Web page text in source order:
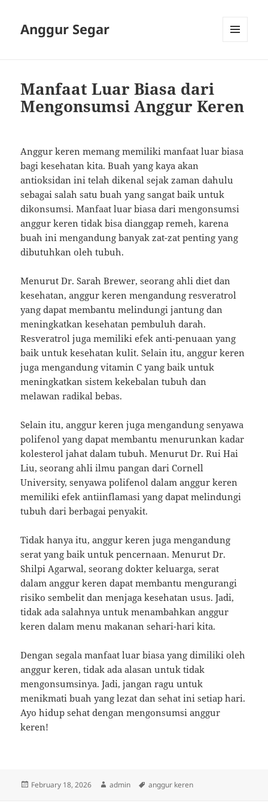
Anggur Segar
Manfaat Luar Biasa dari
Mengonsumsi Anggur Keren
Anggur keren memang memiliki manfaat luar biasa
bagi kesehatan kita. Buah yang kaya akan
antioksidan ini telah dikenal sejak zaman dahulu
sebagai salah satu buah yang sangat baik untuk
dikonsumsi. Manfaat luar biasa dari mengonsumsi
anggur keren tidak bisa dianggap remeh, karena
buah ini mengandung banyak zat-zat penting yang
dibutuhkan oleh tubuh.
Menurut Dr. Sarah Brewer, seorang ahli diet dan
kesehatan, anggur keren mengandung resveratrol
yang dapat membantu melindungi jantung dan
meningkatkan kesehatan pembuluh darah.
Resveratrol juga memiliki efek anti-penuaan yang
baik untuk kesehatan kulit. Selain itu, anggur keren
juga mengandung vitamin C yang baik untuk
meningkatkan sistem kekebalan tubuh dan
melawan radikal bebas.
Selain itu, anggur keren juga mengandung senyawa
polifenol yang dapat membantu menurunkan kadar
kolesterol jahat dalam tubuh. Menurut Dr. Rui Hai
Liu, seorang ahli ilmu pangan dari Cornell
University, senyawa polifenol dalam anggur keren
memiliki efek antiinflamasi yang dapat melindungi
tubuh dari berbagai penyakit.
Tidak hanya itu, anggur keren juga mengandung
serat yang baik untuk pencernaan. Menurut Dr.
Shilpi Agarwal, seorang dokter keluarga, serat
dalam anggur keren dapat membantu mengurangi
risiko sembelit dan menjaga kesehatan usus. Jadi,
tidak ada salahnya untuk menambahkan anggur
keren dalam menu makanan sehari-hari kita.
Dengan segala manfaat luar biasa yang dimiliki oleh
anggur keren, tidak ada alasan untuk tidak
mengonsumsinya. Jadi, jangan ragu untuk
menikmati buah yang lezat dan sehat ini setiap hari.
Ayo hidup sehat dengan mengonsumsi anggur
keren!
Posted
February 18, 2026 Author
admin Tags
anggur keren